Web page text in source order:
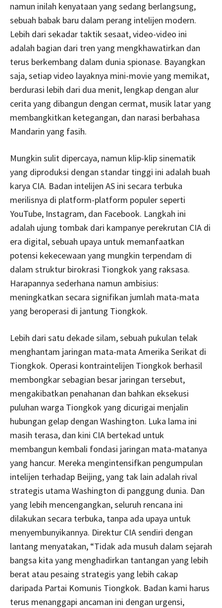
namun inilah kenyataan yang sedang berlangsung,
sebuah babak baru dalam perang intelijen modern.
Lebih dari sekadar taktik sesaat, video-video ini
adalah bagian dari tren yang mengkhawatirkan dan
terus berkembang dalam dunia spionase. Bayangkan
saja, setiap video layaknya mini-movie yang memikat,
berdurasi lebih dari dua menit, lengkap dengan alur
cerita yang dibangun dengan cermat, musik latar yang
membangkitkan ketegangan, dan narasi berbahasa
Mandarin yang fasih.
Mungkin sulit dipercaya, namun klip-klip sinematik
yang diproduksi dengan standar tinggi ini adalah buah
karya CIA. Badan intelijen AS ini secara terbuka
merilisnya di platform-platform populer seperti
YouTube, Instagram, dan Facebook. Langkah ini
adalah ujung tombak dari kampanye perekrutan CIA di
era digital, sebuah upaya untuk memanfaatkan
potensi kekecewaan yang mungkin terpendam di
dalam struktur birokrasi Tiongkok yang raksasa.
Harapannya sederhana namun ambisius:
meningkatkan secara signifikan jumlah mata-mata
yang beroperasi di jantung Tiongkok.
Lebih dari satu dekade silam, sebuah pukulan telak
menghantam jaringan mata-mata Amerika Serikat di
Tiongkok. Operasi kontraintelijen Tiongkok berhasil
membongkar sebagian besar jaringan tersebut,
mengakibatkan penahanan dan bahkan eksekusi
puluhan warga Tiongkok yang dicurigai menjalin
hubungan gelap dengan Washington. Luka lama ini
masih terasa, dan kini CIA bertekad untuk
membangun kembali fondasi jaringan mata-matanya
yang hancur. Mereka mengintensifkan pengumpulan
intelijen terhadap Beijing, yang tak lain adalah rival
strategis utama Washington di panggung dunia. Dan
yang lebih mencengangkan, seluruh rencana ini
dilakukan secara terbuka, tanpa ada upaya untuk
menyembunyikannya. Direktur CIA sendiri dengan
lantang menyatakan, “Tidak ada musuh dalam sejarah
bangsa kita yang menghadirkan tantangan yang lebih
berat atau pesaing strategis yang lebih cakap
daripada Partai Komunis Tiongkok. Badan kami harus
terus menanggapi ancaman ini dengan urgensi,